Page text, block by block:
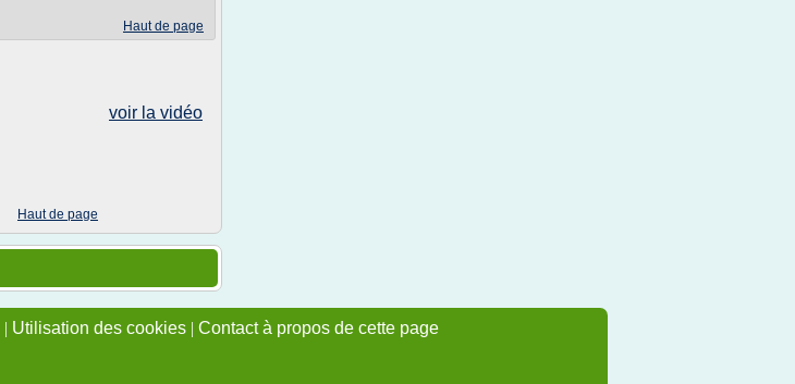
Haut de page
voir la vidéo
Haut de page
| Utilisation des cookies | Contact à propos de cette page